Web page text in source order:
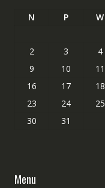
N P W
2
3 4
9
10 11
16
17 18
23
24 25
30
31
Menu